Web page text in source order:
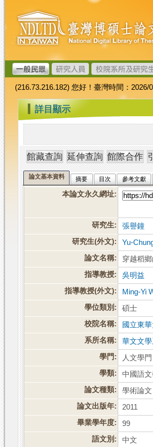
跳
到
主
要
內
容
臺
灣
博
碩
士
論
文
加
值
系
統
(216.73.216.182) 您好！臺灣時間：2026/
::: 詳目顯示
論文基本資料 摘要 目次 參考文獻
本論文永久網址:
研究生:
張譽鐘
研究生(外文):
Yu-
論文名稱:
穿越稻
指導教授:
吳明益
指導教授(外文):
Ming-Yi
學位類別:
碩士
校院名稱:
國立東
系所名稱:
華文文學
學門:
人文學門
學類:
中國語
論文種類:
學術論文
論文出版年:
2011
畢業學年度:
99
語文別:
中文